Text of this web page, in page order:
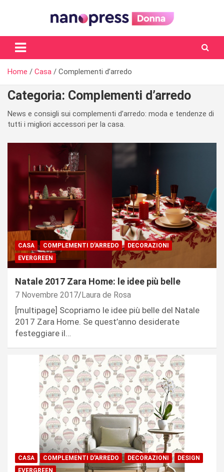
Il magazine femminile di Nanopress.it
Home Casa Complementi d’arredo
Categoria: Complementi d’arredo
News e consigli sui complementi d’arredo: moda e tendenze di
tutti i migliori accessori per la casa.
CASA COMPLEMENTI D'ARREDO
DECORAZIONI
EVERGREEN
Natale 2017 Zara Home: le idee più belle
7 Novembre 2017 Laura de Rosa
[multipage] Scopriamo le idee più belle del Natale
2017 Zara Home. Se quest’anno desiderate
festeggiare il…
CASA COMPLEMENTI D'ARREDO DECORAZIONI
DESIGN